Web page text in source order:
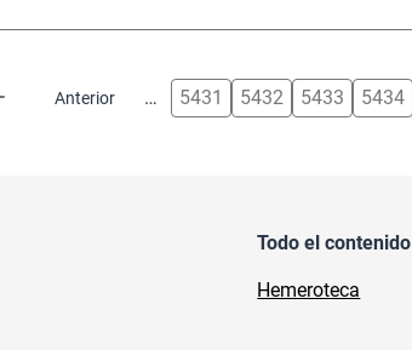
Anterior
Página anterior … 5431 5432 5433 5434
Todo el contenido
Hemeroteca